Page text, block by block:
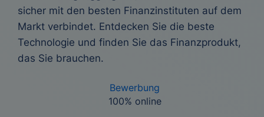
sicher mit den besten Finanzinstituten auf dem
Markt verbindet. Entdecken Sie die beste
Technologie und finden Sie das Finanzprodukt,
das Sie brauchen.
Bewerbung
100% online